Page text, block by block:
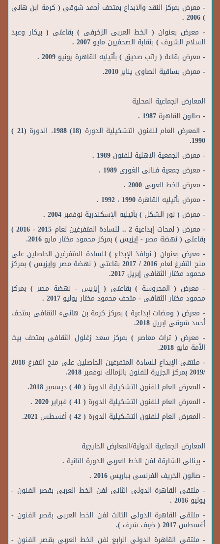
- معرض بمركز النقد والابداع بمتحف أحمد شوقى ( كرمة ابن هانى
) 2006 .
- معرض بعنوان ( الخط العربى الزخرفى ) بقاعتى ( بيكار وعبد
السلام الشريف ) بنقابة الصحفيين مايو 2007 .
- معرض بقاعة ( راتب صديق ) بأتيليه القاهرة يونيو 2009 .
- معرض بساقية الصاوى يناير 2010.
المعارض الجماعية المحلية
- صالون القاهرة 1987 .
- المعرض العام للفنون التشكيلية الدورة (18) 1988، الدورة (21 )
1990.
- معرض الجمعية الاهلية للفنون 1989 .
- معرض جمعية فنانى الغورى 1989 .
- معرض الخط العربى 2000 .
- معرض بأتيليه القاهرة 1990 ، 1992 .
- معرض ( نور الشكل ) بأتيليه الإسكندرية نوفمبر 2004 .
- معرض ( لمحات إبداعية 2 .. للسادة المتفرغين لعام 2015 - 2016 )
بقاعتى ( نهضة مصر - إيزيس ) بمركز محمود مختار مايو 2016.
- معرض بعنوان ( نوافذ الإبداع ) للسادة المتفرغين الحاصلين على
منح التفرغ لعام 2016 / 2017 بقاعتى ( نهضة مصر وإيزيس ) بمركز
محمود مختار الثقافى إبريل 2017.
- معرض ( المحروسة ) بقاعتى ( إيزيس - نهضة مصر ) بمركز
محمود مختار الثقافى - متحف محمود مختار يوليو 2017 .
- معرض ( ومضات إبداعية ) بمركز كرمة بن هانىء الثقافى بمتحف
أحمد شوقى إبريل 2018.
- معرض ( تراث معاصر ) بمركز سعد زغلول الثقافى بمتحف بيت
الأمة مايو 2018.
- ملتقى الإبداع للسادة المتفرغين الحاصلين على منح التفرغ 2018
/2019 بمركز الجزيرة للفنون بالزمالك نوفمبر 2018.
- المعرض العام للفنون التشكيلية الدورة ( 40 ) ديسمبر 2018.
- المعرض العام للفنون التشكيلية الدورة ( 41 ) فبراير 2020 .
- المعرض العام للفنون التشكيلية الدورة ( 42 ) أغسطس 2021.
المعارض الجماعية الدولية/المعارض الخارجية
- بينالى الشارقة لفن الخط العربى الدورة الثانية .
- صالون الخريف الفرنسى بباريس 2016 .
- ملتقى القاهرة الدولى الثانى لفن الخط العربى بقصر الفنون -
يوليو 2016 .
- ملتقى القاهرة الدولى الثالث لفن الخط العربى بقصر الفنون -
أغسطس 2017 ( ضيف شرف ).
- ملتقى القاهرة الدولى الرابع لفن الخط العربى بقصر الفنون -